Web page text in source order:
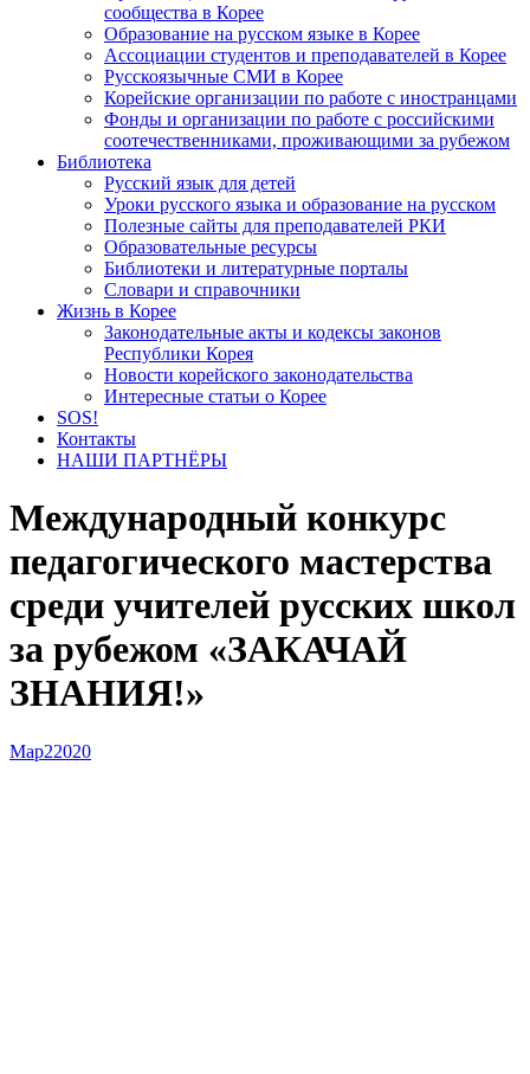
сообщества в Корее
Образование на русском языке в Корее
Ассоциации студентов и преподавателей в Корее
Русскоязычные СМИ в Корее
Корейские организации по работе с иностранцами
Фонды и организации по работе с российскими
соотечественниками, проживающими за рубежом
Библиотека
Русский язык для детей
Уроки русского языка и образование на русском
Полезные сайты для преподавателей РКИ
Образовательные ресурсы
Библиотеки и литературные порталы
Словари и справочники
Жизнь в Корее
Законодательные акты и кодексы законов
Республики Корея
Новости корейского законодательства
Интересные статьи о Корее
SOS!
Контакты
НАШИ ПАРТНЁРЫ
Международный конкурс
педагогического мастерства
среди учителей русских школ
за рубежом «ЗАКАЧАЙ
ЗНАНИЯ!»
Мар22020